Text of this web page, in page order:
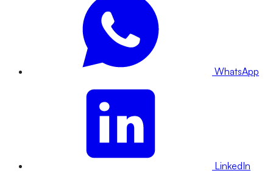
WhatsApp
LinkedIn